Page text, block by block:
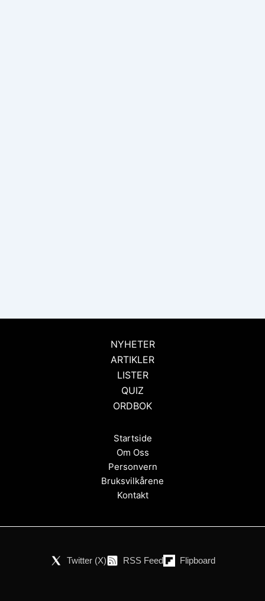
NYHETER
ARTIKLER
LISTER
QUIZ
ORDBOK
Startside
Om Oss
Personvern
Bruksvilkårene
Kontakt
Twitter (X) RSS Feed Flipboard